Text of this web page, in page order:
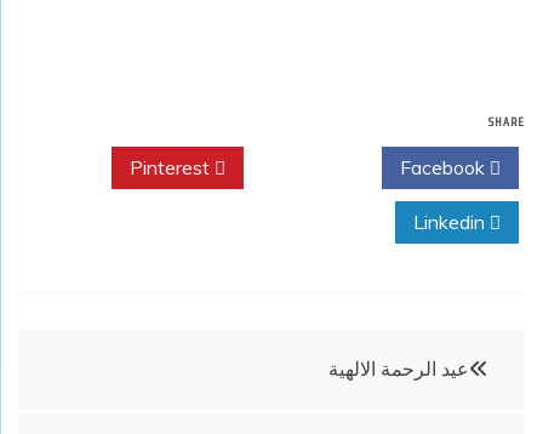
SHARE
تصفّحعيد الرحمة الالهية